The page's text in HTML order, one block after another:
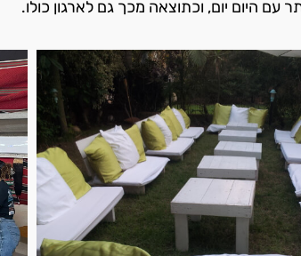
עם היום יום, וכתוצאה מכך גם לארגון כולו.